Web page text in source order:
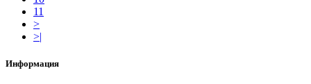
11
>
>|
Информация